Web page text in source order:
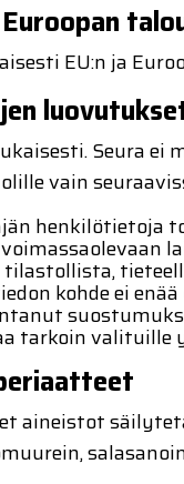
EU:n ja
Seura
vain
henkilötietoja
kohde ei
tarkoin
aineistot